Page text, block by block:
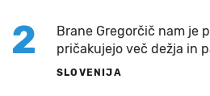
2
Brane Gregorčič nam je
pričakujejo več dežja in
SLOVENIJA